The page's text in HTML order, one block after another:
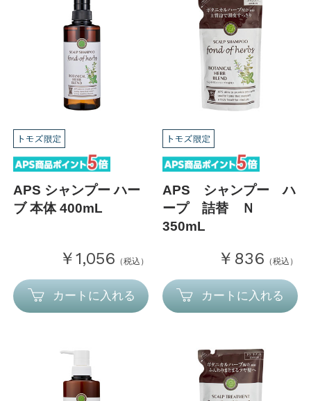
APS シャンプー ハー
ブ 本体 400mL
￥1,056 （税込）
カートに入れる
APS シャンプー ハ
ープ 詰替 Ｎ
350mL
￥836 （税込）
カートに入れる